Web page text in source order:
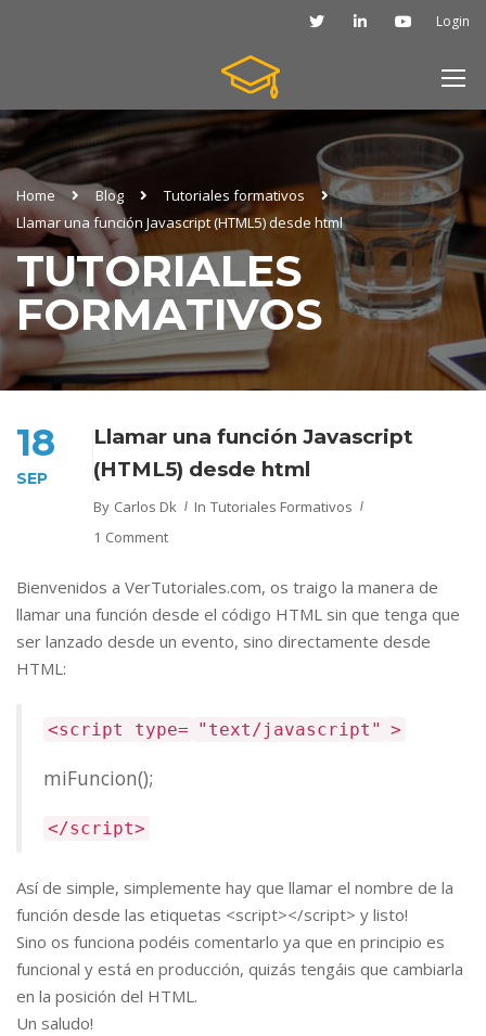
Login
Home Blog
Tutoriales formativos
Llamar una función Javascript (HTML5) desde html
TUTORIALES
FORMATIVOS
18
SEP
Llamar una función Javascript
(HTML5) desde html
By Carlos Dk In Tutoriales Formativos
1 Comment
Bienvenidos a VerTutoriales.com, os traigo la manera de
llamar una función desde el código HTML sin que tenga que
ser lanzado desde un evento, sino directamente desde
HTML:
<script type= "text/javascript" >
miFuncion();
</script>
Así de simple, simplemente hay que llamar el nombre de la
función desde las etiquetas <script></script> y listo!
Sino os funciona podéis comentarlo ya que en principio es
funcional y está en producción, quizás tengáis que cambiarla
en la posición del HTML.
Un saludo!